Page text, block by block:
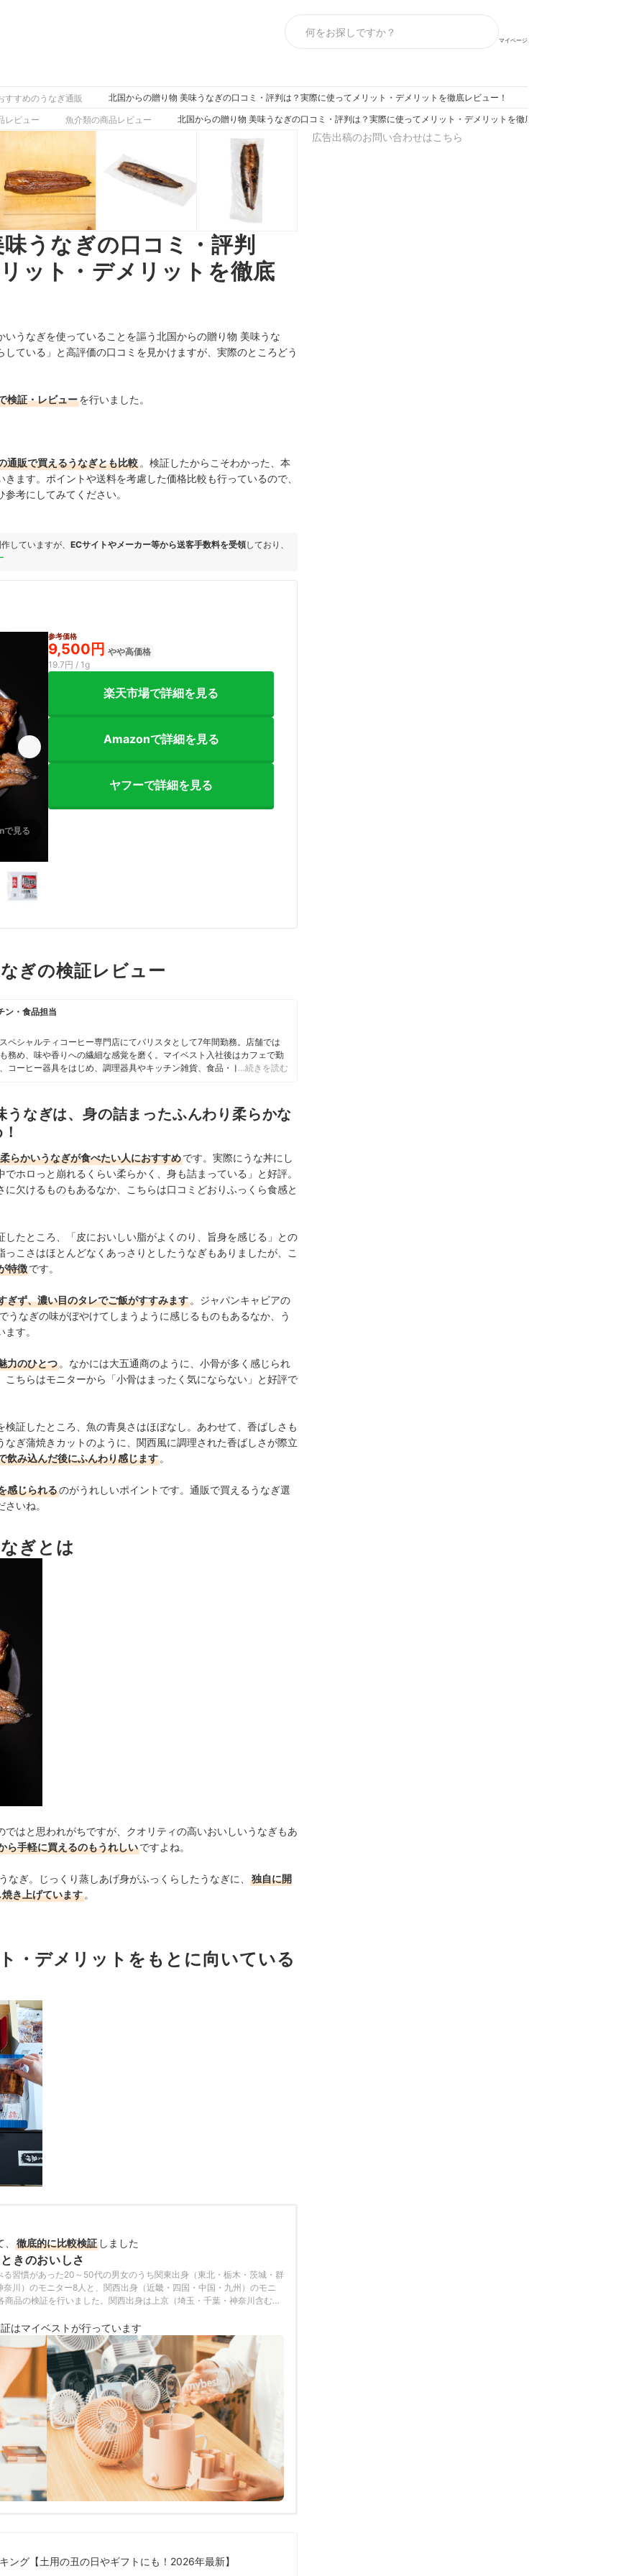
マイページ
すすめのうなぎ通販 北国からの贈り物 美味うなぎの口コミ・評判は？実際に使ってメリット・デメリットを徹底レビュー！
レビュー 魚介類の商品レビュー 北国からの贈り物 美味うなぎの口コミ・評判は？実際に使ってメリット・デメリットを徹底レビュー！
うなぎの口コミ・評判
ット・デメリットを徹底
うなぎを使っていることを謳う北国からの贈り物 美味うな
ている」と高評価の口コミを見かけますが、実際のところどう
検証・レビューを行いました。
通販で買えるうなぎとも比較 。検証したからこそわかった、本
ます。ポイントや送料を考慮した価格比較も行っているので、
考にしてみてください。
していますが、 ECサイトやメーカー等から送客手数料を受領しており、
で見る
参考価格
9,500円 やや高価格
19.7円 / 1g
楽天市場で詳細を見る
Amazonで詳細を見る
ヤフーで詳細を見る
ぎの検証レビュー
ン・食品担当
ペシャルティコーヒー専門店にてバリスタとして7年間勤務。店舗では
務め、味や香りへの繊細な感覚を磨く。マイベスト入社後はカフェで勤
コーヒー器具をはじめ、調理器具やキッチン雑貨、食品・ドリンク、ギ
…続きを読む
なぎは、身の詰まったふんわり柔らかな
らかいうなぎが食べたい人におすすめです。実際にうな丼にし
ホロっと崩れるくらい柔らかく、身も詰まっている」と好評。
欠けるものもあるなか、こちらは口コミどおりふっくら食感と
たところ、「皮においしい脂がよくのり、旨身を感じる」との
こさはほとんどなくあっさりとしたうなぎもありましたが、こ
特徴です。
ぎず、濃い目のタレでご飯がすすみます 。ジャパンキャビアの
うなぎの味がぼやけてしまうように感じるものもあるなか、う
す。
力のひとつ 。なかには大五通商のように、小骨が多く感じられ
ちらはモニターから「小骨はまったく気にならない」と好評で
証したところ、魚の青臭さはほぼなし。あわせて、香ばしさも
ぎ蒲焼きカットのように、関西風に調理された香ばしさが際立
飲み込んだ後にふんわり感じます 。
感じられるのがうれしいポイントです。通販で買えるうなぎ選
いね。
ぎとは
はと思われがちですが、クオリティの高いおいしいうなぎもあ
ら手軽に買えるのもうれしいですよね。
ぎ。じっくり蒸しあげ身がふっくらしたうなぎに、
独自に開
き上げています 。
・デメリットをもとに向いている
徹底的に比較検証 しました
きのおいしさ
る習慣があった20～50代の男女のうち関東出身（東北・栃木・茨城・群
川）のモニター8人と、関西出身（近畿・四国・中国・九州）のモニ
商品の検証を行いました。関西出身は上京（埼玉・千葉・神奈川含む）
はマイベストが行っています
ング【土用の丑の日やギフトにも！2026年最新】
広告出稿のお問い合わせはこちら